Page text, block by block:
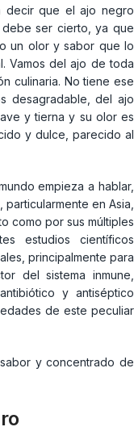
decir que el ajo negro
ser cierto, ya que
un olor y sabor que lo
Vamos del ajo de toda
culinaria. No tiene ese
desagradable, del ajo
y tierna y su olor es
y dulce, parecido al
empieza a hablar,
en Asia,
como por sus múltiples
estudios científicos
principalmente para
del sistema inmune,
y antiséptico
de este peculiar
y concentrado de